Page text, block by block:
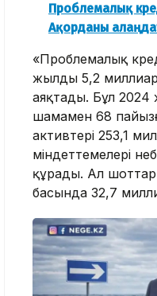
Проблемалық
Ақорданы
«Проблемалық
жылды 5,2
аяқтады. Бұл
шамамен 68
активтері 253,1
міндеттемелері
құрады. Ал
басында 32,7